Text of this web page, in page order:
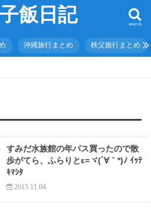
飯日記 search
沖縄旅行まとめ 秩父旅行まとめ
すみだ水族館の年パス買ったので散
歩がてら、ふらりとε=ヾ(´∀｀*)ﾉ ｲｯﾃ
ｷﾏｼﾀ
2015.11.04